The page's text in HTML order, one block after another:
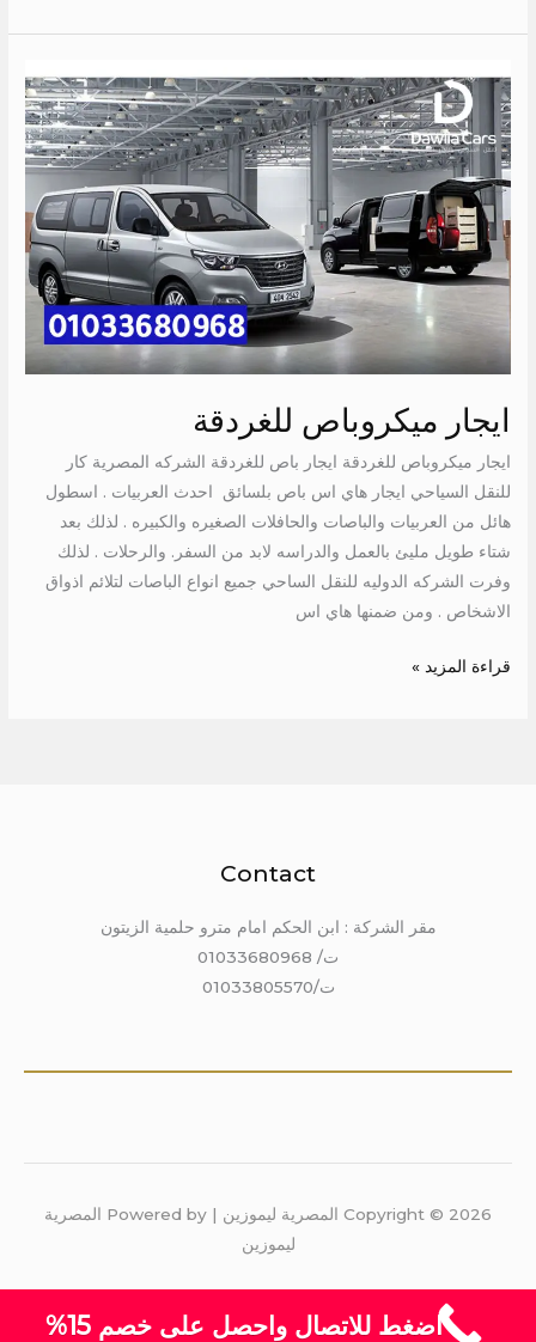
ايجار ميكروباص للغردقة
ايجار ميكروباص للغردقة ايجار باص للغردقة الشركه المصرية كار
للنقل السياحي ايجار هاي اس باص بلسائق احدث العربيات . اسطول
هائل من العربيات والباصات والحافلات الصغيره والكبيره . لذلك بعد
شتاء طويل مليئ بالعمل والدراسه لابد من السفر. والرحلات . لذلك
وفرت الشركه الدوليه للنقل الساحي جميع انواع الباصات لتلائم اذواق
الاشخاص . ومن ضمنها هاي اس
ايجار
ميكروباص
للغردقة
قراءة المزيد »
Contact
مقر الشركة : ابن الحكم امام مترو حلمية الزيتون
ت/ 01033680968
ت/01033805570
Copyright © 2026 المصرية ليموزين | Powered by المصرية
ليموزين
اضغط للاتصال واحصل على خصم 15%